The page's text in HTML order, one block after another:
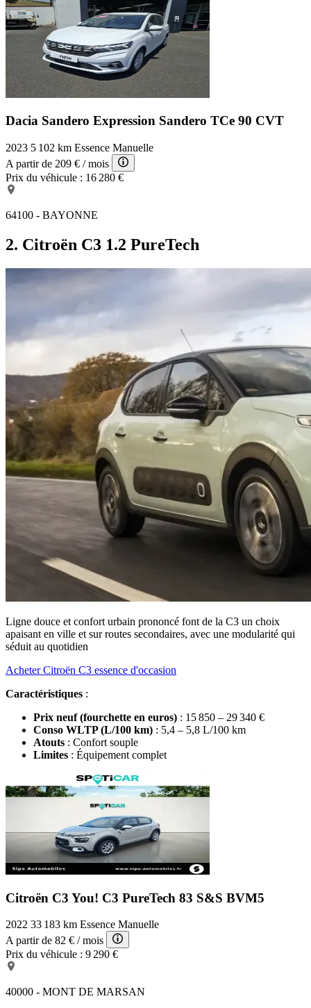
Dacia Sandero Expression Sandero TCe 90 CVT
2023 5 102 km Essence Manuelle
A partir de 209 € / mois
Prix du véhicule : 16 280 €
64100 - BAYONNE
2. Citroën C3 1.2 PureTech
Ligne douce et confort urbain prononcé font de la C3 un choix
apaisant en ville et sur routes secondaires, avec une modularité qui
séduit au quotidien
Acheter Citroën C3 essence d'occasion
Caractéristiques :
Prix neuf (fourchette en euros) : 15 850 – 29 340 €
Conso WLTP (L/100 km) : 5,4 – 5,8 L/100 km
Atouts : Confort souple
Limites : Équipement complet
Citroën C3 You! C3 PureTech 83 S&S BVM5
2022 33 183 km Essence Manuelle
A partir de 82 € / mois
Prix du véhicule : 9 290 €
40000 - MONT DE MARSAN